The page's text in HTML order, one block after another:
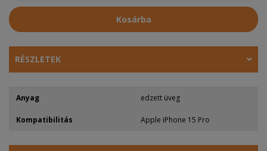
Kosárba
RÉSZLETEK
Anyag edzett üveg
Kompatibilitás Apple iPhone 15 Pro